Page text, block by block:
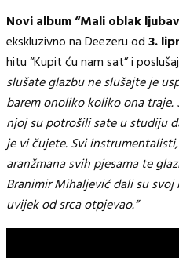
Novi album “Mali oblak
ekskluzivno na Deezeru od3.
hitu “Kupit ću nam sat” i
slušate glazbu ne slušajte je
barem onoliko koliko ona
njoj su potrošili sate u studiju
je vi čujete. Svi
aranžmana svih pjesama te
Branimir Mihaljević dali su
uvijek od srca otpjevao.”